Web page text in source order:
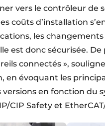
vers le contrôleur de
coûts d’installation
les
est donc sécurisée.
connectés »,
en évoquant les
en fonction du
CIP Safety et